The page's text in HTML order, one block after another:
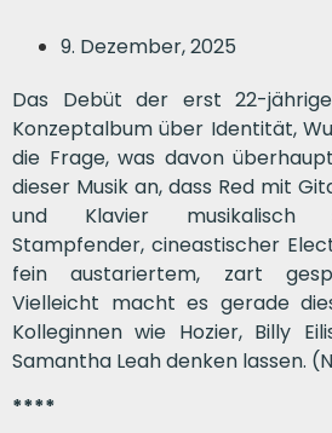
9. Dezember, 2025
Das Debüt der erst 22-
Konzeptalbum über Identität,
die Frage, was davon
dieser Musik an, dass Red mit
und Klavier musikalisch
Stampfender, cineastischer
fein austariertem, zart
Vielleicht macht es gerade
Kolleginnen wie Hozier, Billy
Samantha Leah denken lassen.
****